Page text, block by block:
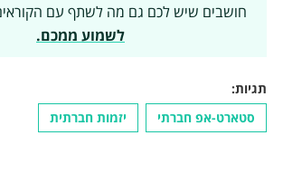
חושבים שיש לכם גם מה לשתף עם
לשמוע ממכם.
תגיות:
סטארט-אפ חברתי
יזמות חברתית